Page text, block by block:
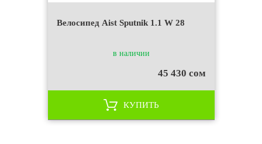
Велосипед Aist Sputnik 1.1 W 28
в наличии
45 430 сом
КУПИТЬ